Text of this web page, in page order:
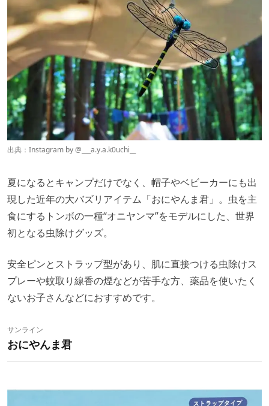
出典：Instagram by@___a.y.a.k0uchi__
夏になるとキャンプだけでなく、帽子やベビーカーにも出
現した近年の大バズリアイテム「おにやんま君」。虫を主
食にするトンボの一種“オニヤンマ”をモデルにした、世界
初となる虫除けグッズ。
安全ピンとストラップ型があり、肌に直接つける虫除けス
プレーや蚊取り線香の煙などが苦手な方、薬品を使いたく
ないお子さんなどにおすすめです。
サンライン
おにやんま君